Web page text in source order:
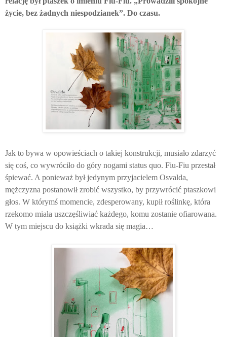
życie, bez żadnych niespodzianek”. Do czasu.
Jak to bywa w opowieściach o takiej konstrukcji, musiało zdarzyć
się coś, co wywróciło do góry nogami status quo. Fiu-Fiu przestał
śpiewać. A ponieważ był jedynym przyjacielem Osvalda,
mężczyzna postanowił zrobić wszystko, by przywrócić ptaszkowi
głos. W którymś momencie, zdesperowany, kupił roślinkę, która
rzekomo miała uszczęśliwiać każdego, komu zostanie ofiarowana.
W tym miejscu do książki wkrada się magia…